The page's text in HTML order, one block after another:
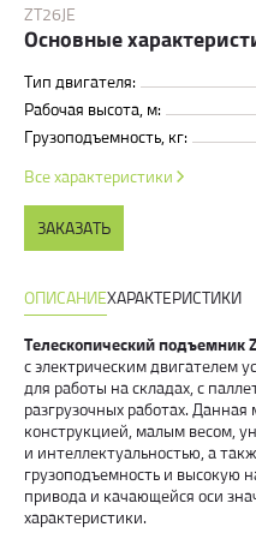
ZT26JE
Основные
Тип двигателя:
Рабочая высота, м:
Грузоподъемность, кг:
Все характеристики
ЗАКАЗАТЬ
ОПИСАНИЕХАРАКТЕРИСТИКИ
Телескопический подъемник
с электрическим двигателем
для работы на складах, с
разгрузочных работах.
конструкцией, малым весом,
и интеллектуальностью, а
грузоподъемность и высокую
привода и качающейся оси
характеристики.